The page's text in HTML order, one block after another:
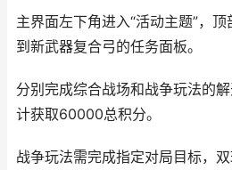
主界面左下角进入“活动主题”，
到新武器复合弓的任务面板。
分别完成综合战场和战争玩法的
计获取60000总积分。
战争玩法需完成指定对局目标，